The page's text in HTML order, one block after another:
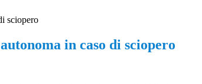
sciopero
in caso di sciopero